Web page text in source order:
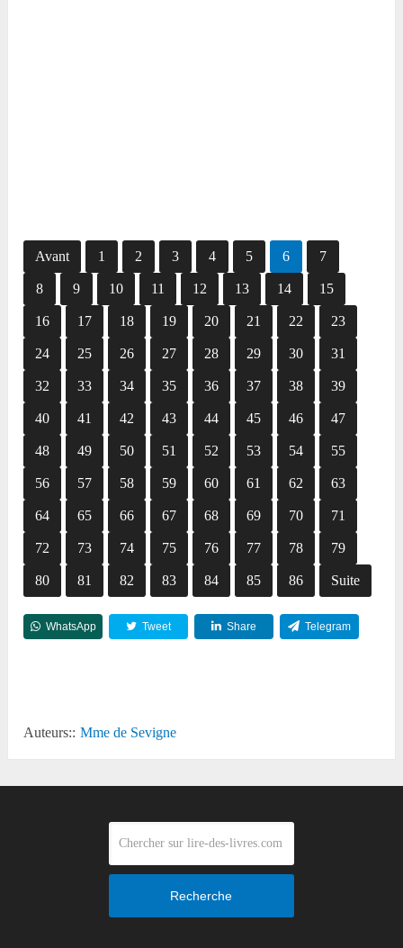
Avant 1 2 3 4 5 6 7
8 9 10 11 12 13 14 15
16 17 18 19 20 21 22 23
24 25 26 27 28 29 30 31
32 33 34 35 36 37 38 39
40 41 42 43 44 45 46 47
48 49 50 51 52 53 54 55
56 57 58 59 60 61 62 63
64 65 66 67 68 69 70 71
72 73 74 75 76 77 78 79
80 81 82 83 84 85 86 Suite
WhatsApp Tweet Share Telegram
Auteurs:: Mme de Sevigne
Recherche